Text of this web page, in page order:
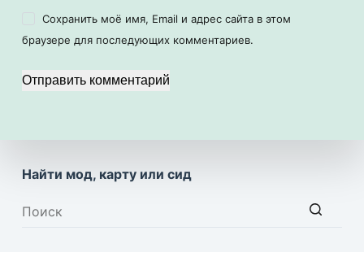
Сохранить моё имя, Email и адрес сайта в этом
браузере для последующих комментариев.
Отправить комментарий
Найти мод, карту или сид